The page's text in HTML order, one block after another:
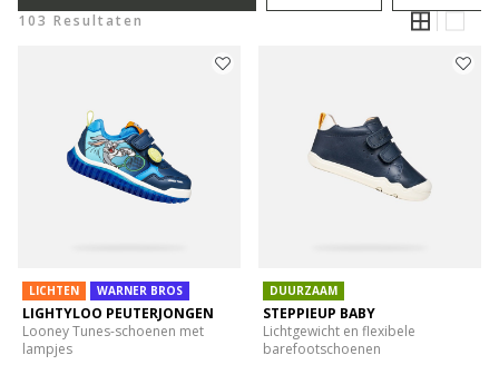
103 Resultaten
LICHTEN WARNER BROS
LIGHTYLOO PEUTERJONGEN
Looney Tunes-schoenen met
lampjes
DUURZAAM
STEPPIEUP BABY
Lichtgewicht en flexibele
barefootschoenen